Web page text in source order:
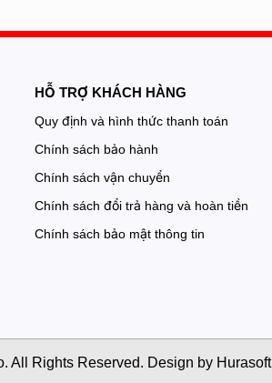
HỖ TRỢ KHÁCH HÀNG
Quy định và hình thức thanh toán
Chính sách bảo hành
Chính sách vận chuyển
Chính sách đổi trả hàng và hoàn tiền
Chính sách bảo mật thông tin
All Rights Reserved. Design by Hurasoft